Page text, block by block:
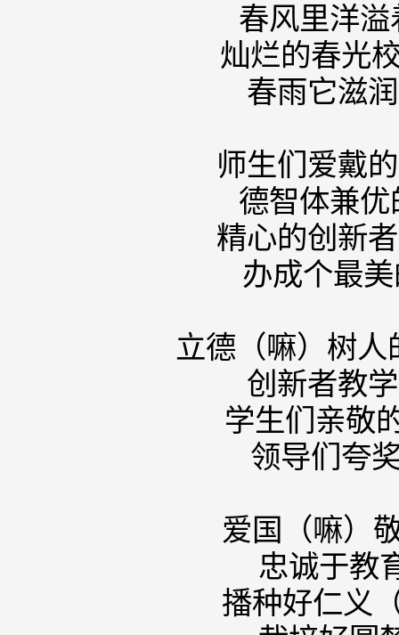
春风里
灿烂的
春雨它
师生们
德智体
精心的创
办成个
立德（嘛）
创新者
学生们
领导们
爱国（嘛
忠诚于
播种好仁